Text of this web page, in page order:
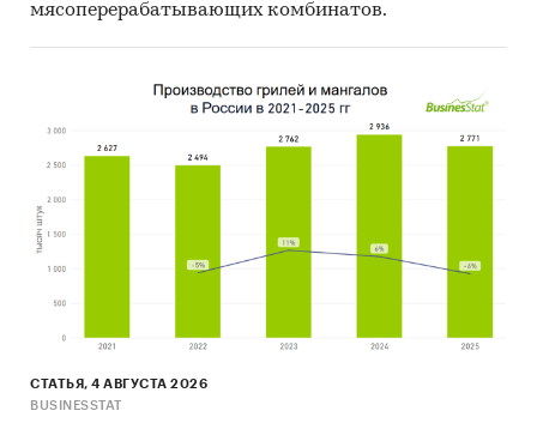
мясоперерабатывающих комбинатов.
СТАТЬЯ, 4 АВГУСТА 2026
BUSINESSTAT